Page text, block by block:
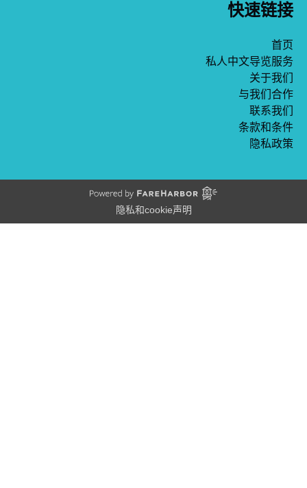
快速链接
首页
私人中文导览服务
关于我们
与我们合作
联系我们
条款和条件
隐私政策
隐私和cookie声明